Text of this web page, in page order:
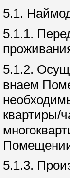
5.1.
5.1.1.
5.1.2.
внаем
квартиры/
5.1.3.